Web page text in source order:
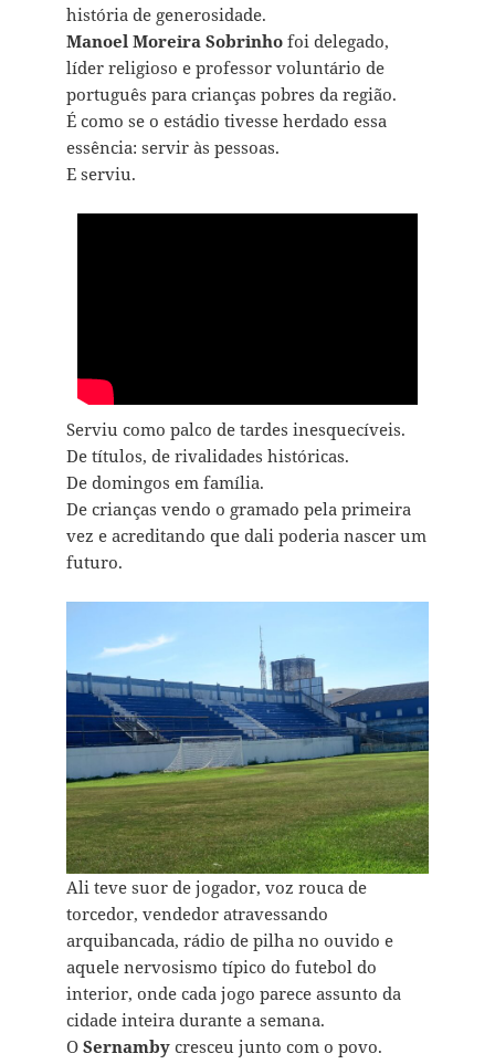
história de generosidade.
Manoel Moreira Sobrinhofoi delegado,
líder religioso e professor voluntário de
português para crianças pobres da região.
É como se o estádio tivesse herdado essa
essência: servir às pessoas.
E serviu.
Serviu como palco de tardes inesquecíveis.
De títulos, de rivalidades históricas.
De domingos em família.
De crianças vendo o gramado pela primeira
vez e acreditando que dali poderia nascer um
futuro.
Ali teve suor de jogador, voz rouca de
torcedor, vendedor atravessando
arquibancada, rádio de pilha no ouvido e
aquele nervosismo típico do futebol do
interior, onde cada jogo parece assunto da
cidade inteira durante a semana.
O Sernambycresceu junto com o povo.